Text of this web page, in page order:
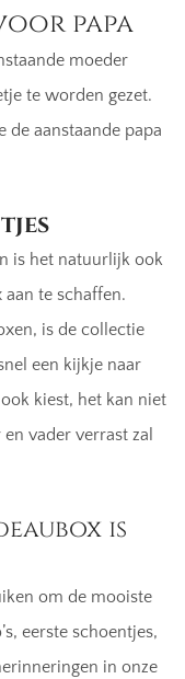
papa
moeder
te worden gezet.
de aanstaande papa
is het natuurlijk ook
aan te schaffen.
is de collectie
een kijkje naar
kiest, het kan niet
vader verrast zal
is
om de mooiste
eerste schoentjes,
in onze